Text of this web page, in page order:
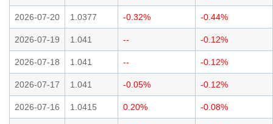
2026-07-20 1.0377 -0.32% -0.44%
2026-07-19 1.041 -- -0.12%
2026-07-18 1.041 -- -0.12%
2026-07-17 1.041 -0.05% -0.12%
2026-07-16 1.0415 0.20% -0.08%